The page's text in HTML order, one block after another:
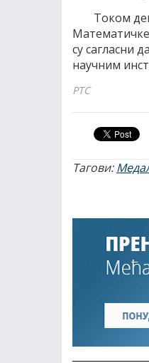
Током
су сагласни
научним
РТС
Тагови: